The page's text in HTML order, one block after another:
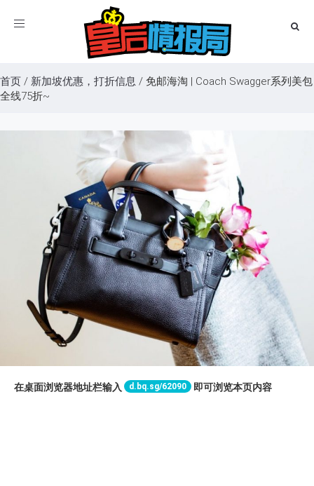
Toggle
首页 / 新加坡优惠，打折信息 / 免邮海淘 | Coach Swagger系列美包
全线75折~
在桌面浏览器地址栏输入 d.bq.sg/62090 即可浏览本页内容